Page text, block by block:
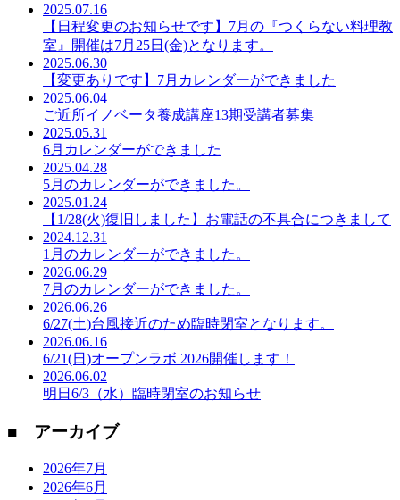
2025.07.16
【日程変更のお知らせです】7月の『つくらない料理教
室』開催は7月25日(金)となります。
2025.06.30
【変更ありです】7月カレンダーができました
2025.06.04
ご近所イノベータ養成講座13期受講者募集
2025.05.31
6月カレンダーができました
2025.04.28
5月のカレンダーができました。
2025.01.24
【1/28(火)復旧しました】お電話の不具合につきまして
2024.12.31
1月のカレンダーができました。
2026.06.29
7月のカレンダーができました。
2026.06.26
6/27(土)台風接近のため臨時閉室となります。
2026.06.16
6/21(日)オープンラボ 2026開催します！
2026.06.02
明日6/3（水）臨時閉室のお知らせ
■ アーカイブ
2026年7月
2026年6月